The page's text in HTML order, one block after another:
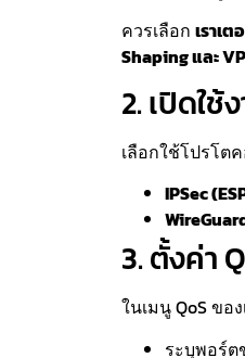
ควรเลือก เราเ
Shaping และ
2. เปิดใช้
เลือกใช้โปรโต
IPSec
3. ตั้งค่า
ในเมนู QoS ของ
ระบุพอร์ต